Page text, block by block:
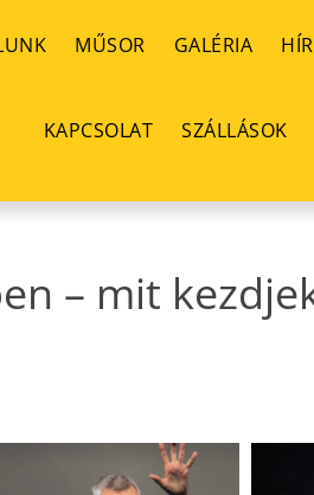
MŰSOR GALÉRIA
KAPCSOLAT SZÁLLÁSOK
– mit